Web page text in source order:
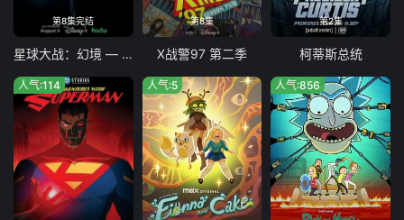
第8集完结
星球大战：幻境 — 第九个绝地武士
第8集
X战警97 第二季
第2集
柯蒂斯总统
人气:114 人气:5 人气:856